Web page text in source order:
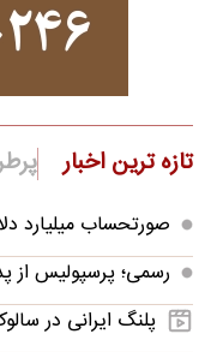
تازه ترین اخبار
صورتحساب میلیارد
رسمی؛ پرسپولیس از پدیده ۱۹ ساله
پلنگ ایرانی در